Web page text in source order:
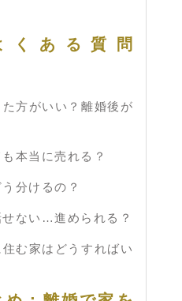
くある質問
方がいい？離婚後が
本当に売れる？
分けるの？
ない…進められる？
む家はどうすればい